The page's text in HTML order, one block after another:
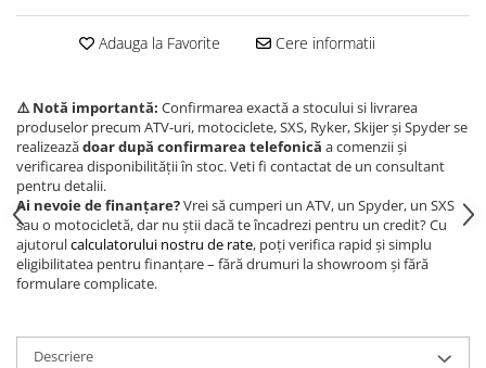
Adauga la Favorite Cere informatii
⚠️ Notă importantă: Confirmarea exactă a stocului si livrarea
produselor precum ATV-uri, motociclete, SXS, Ryker, Skijer și Spyder se
realizeazădoar după confirmarea telefonică a comenzii și
verificarea disponibilității în stoc. Veti fi contactat de un consultant
pentru detalii.
Ai nevoie de finanțare?Vrei să cumperi un ATV, un Spyder, un SXS
sau o motocicletă, dar nu știi dacă te încadrezi pentru un credit? Cu
ajutorulcalculatorului nostru de rate, poți verifica rapid și simplu
eligibilitatea pentru finanțare – fără drumuri la showroom și fără
formulare complicate.
Descriere